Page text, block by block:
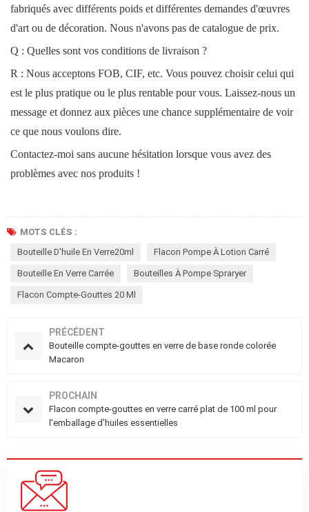
fabriqués avec différents poids et différentes demandes d'œuvres
d'art ou de décoration. Nous n'avons pas de catalogue de prix.
Q : Quelles sont vos conditions de livraison ?
R : Nous acceptons FOB, CIF, etc. Vous pouvez choisir celui qui
est le plus pratique ou le plus rentable pour vous. Laissez-nous un
message et donnez aux pièces une chance supplémentaire de voir
ce que nous voulons dire.
Contactez-moi sans aucune hésitation lorsque vous avez des
problèmes avec nos produits !
MOTS CLÉS :
Bouteille D'huile En Verre20ml
Flacon Pompe À Lotion Carré
Bouteille En Verre Carrée Bouteilles À Pompe Spraryer
Flacon Compte-Gouttes 20 Ml
PRÉCÉDENT
Bouteille compte-gouttes en verre de base ronde colorée
Macaron
PROCHAIN
Flacon compte-gouttes en verre carré plat de 100 ml pour
l'emballage d'huiles essentielles